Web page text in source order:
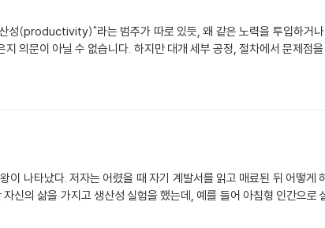
성(productivity)"라는 범주가 따로 있듯, 왜 같은 노력을 투입하거
의문이 아닐 수 없습니다. 하지만 대개 세부 공정, 절차에서 문제점
이 나타났다. 저자는 어렸을 때 자기 계발서를 읽고 매료된 뒤 어떻게
신의 삶을 가지고 생산성 실험을 했는데, 예를 들어 아침형 인간으로